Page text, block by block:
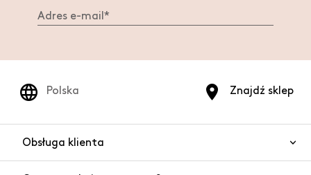
Znajdź sklep
Polska
Obsługa klienta